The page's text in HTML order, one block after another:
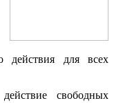
действия для всех
свободных